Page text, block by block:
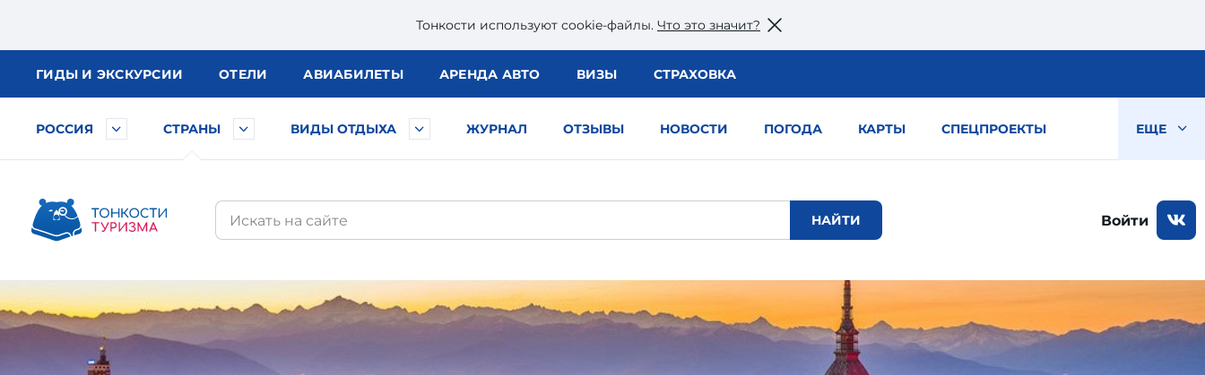
Тонкости используют сookie-файлы. Что это значит?
ГИДЫ И ЭКСКУРСИИ ОТЕЛИ АВИАБИЛЕТЫ АРЕНДА АВТО ВИЗЫ СТРАХОВКА
РОССИЯ СТРАНЫ ВИДЫ ОТДЫХА ЖУРНАЛ ОТЗЫВЫ НОВОСТИ ПОГОДА КАРТЫ СПЕЦПРОЕКТЫ ЕЩЕ
Войти